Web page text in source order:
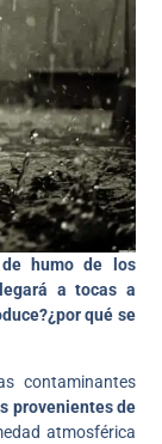
humo de los
a tocas a
qué se
contaminantes
provenientes de
atmosférica